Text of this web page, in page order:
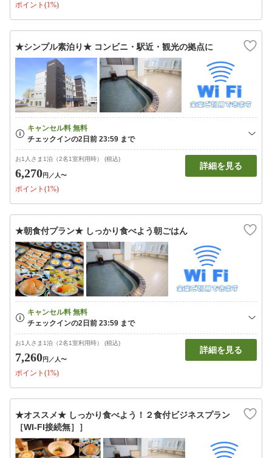
ポイント(1%)
★シンプル素泊り★ コンビニ・駅近・観光の拠点に
お1人さま1泊（2名1室利用時） (税込)
6,270円 ／人〜
ポイント(1%)
詳細を見る
★朝食付プラン★ しっかり食べよう朝ごはん
お1人さま1泊（2名1室利用時） (税込)
7,260円 ／人〜
ポイント(1%)
詳細を見る
★オススメ★ しっかり食べよう！２食付ビジネスプラン
［WI-FI接続無］］